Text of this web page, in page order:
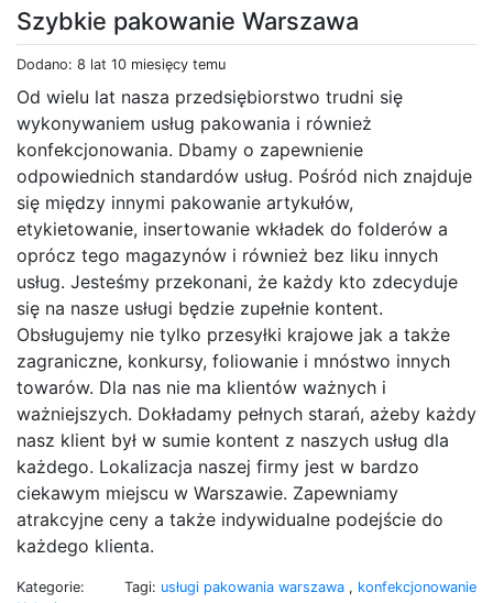
Szybkie pakowanie Warszawa
Dodano: 8 lat 10 miesięcy temu
Od wielu lat nasza przedsiębiorstwo trudni się
wykonywaniem usług pakowania i również
konfekcjonowania. Dbamy o zapewnienie
odpowiednich standardów usług. Pośród nich znajduje
się między innymi pakowanie artykułów,
etykietowanie, insertowanie wkładek do folderów a
oprócz tego magazynów i również bez liku innych
usług. Jesteśmy przekonani, że każdy kto zdecyduje
się na nasze usługi będzie zupełnie kontent.
Obsługujemy nie tylko przesyłki krajowe jak a także
zagraniczne, konkursy, foliowanie i mnóstwo innych
towarów. Dla nas nie ma klientów ważnych i
ważniejszych. Dokładamy pełnych starań, ażeby każdy
nasz klient był w sumie kontent z naszych usług dla
każdego. Lokalizacja naszej firmy jest w bardzo
ciekawym miejscu w Warszawie. Zapewniamy
atrakcyjne ceny a także indywidualne podejście do
każdego klienta.
Kategorie:
Tagi: usługi pakowania warszawa , konfekcjonowanie